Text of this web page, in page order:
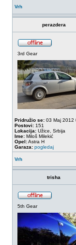
Vrh
perazdera
3rd Gear
Pridružio se: 03 Maj 2012
Postovi: 151
Lokacija: Užice, Srbija
Ime: Miloš Milekić
Opel:Astra H
Garaza: pogledaj
Vrh
trisha
5th Gear